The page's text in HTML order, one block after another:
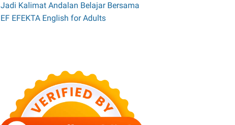
Jadi Kalimat Andalan Belajar Bersama
EF EFEKTA English for Adults